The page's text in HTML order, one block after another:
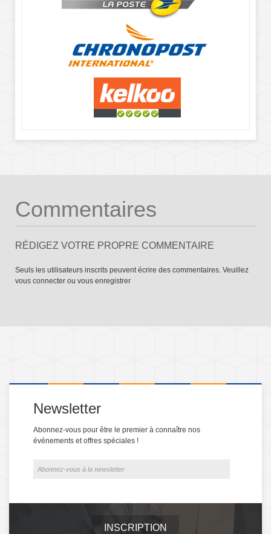
Commentaires
RÉDIGEZ VOTRE PROPRE COMMENTAIRE
Seuls les utilisateurs inscrits peuvent écrire des commentaires. Veuillez
vous connecter ou vous enregistrer
Newsletter
Abonnez-vous pour être le premier à connaître nos
événements et offres spéciales !
INSCRIPTION